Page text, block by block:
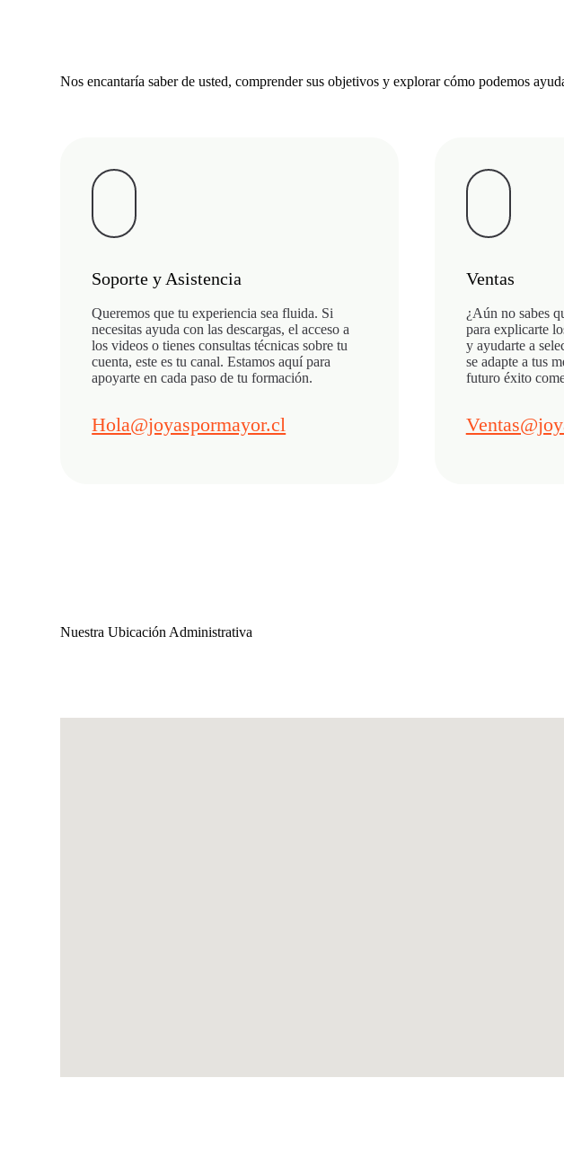
Nos encantaría saber de usted, comprender sus objetivos y explorar cómo podemos
Soporte y Asistencia
Queremos que tu experiencia sea fluida. Si
necesitas ayuda con las descargas, el acceso a
los videos o tienes consultas técnicas sobre tu
cuenta, este es tu canal. Estamos aquí para
apoyarte en cada paso de tu formación.
Hola@joyaspormayor.cl
Ventas
¿Aún no sabes
para explicarte
y ayudarte a
se adapte a tus
futuro éxito
Nuestra Ubicación Administrativa